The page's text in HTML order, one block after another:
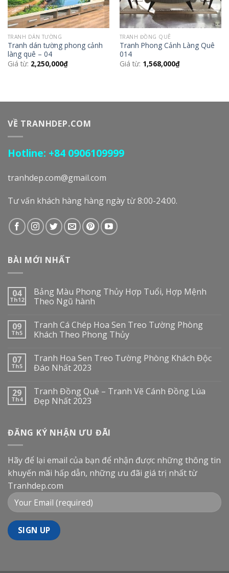
TRANH DÁN TƯỜNG
Tranh dán tường phong cảnh
làng quê – 04
Giá từ: 2,250,000₫
TRANH ĐỒNG QUÊ
Tranh Phong Cảnh Làng Quê
014
Giá từ: 1,568,000₫
VỀ TRANHDEP.COM
Hotline: +84 0906109999
tranhdep.com@gmail.com
Tư vấn khách hàng hàng ngày từ 8:00-24:00.
BÀI MỚI NHẤT
04
Th12
Bảng Màu Phong Thủy Hợp Tuổi, Hợp Mệnh
Theo Ngũ hành
09
Th5
Tranh Cá Chép Hoa Sen Treo Tường Phòng
Khách Theo Phong Thủy
07
Th5
Tranh Hoa Sen Treo Tường Phòng Khách Độc
Đáo Nhất 2023
29
Th4
Tranh Đồng Quê – Tranh Vẽ Cánh Đồng Lúa
Đẹp Nhất 2023
ĐĂNG KÝ NHẬN ƯU ĐÃI
Hãy để lại email của bạn để nhận được những thông tin
khuyến mãi hấp dẫn, những ưu đãi giá trị nhất từ
Tranhdep.com